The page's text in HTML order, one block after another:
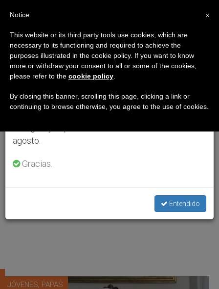
JÓVENES, PAPAS
×
Aviso importante
Del 27 de julio al 7 de agosto haremos la pausa
anual, aprovechando que en el periodo de verano
se generan menos informaciones y también el
agosto.
Gracias.
Entendido
x
Notice
This website or its third party tools use cookies, which are
necessary to its functioning and required to achieve the
purposes illustrated in the cookie policy. If you want to know
more or withdraw your consent to all or some of the cookies,
please refer to the cookie policy
By closing this banner, scrolling this page, clicking a link or
continuing to browse otherwise, you agree to the use of cookies.